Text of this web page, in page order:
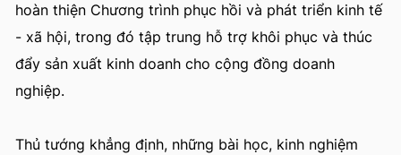
hoàn thiện Chương trình phục hồi và phát triển kinh tế
- xã hội, trong đó tập trung hỗ trợ khôi phục và thúc
đẩy sản xuất kinh doanh cho cộng đồng doanh
nghiệp.
Thủ tướng khẳng định, những bài học, kinh nghiệm